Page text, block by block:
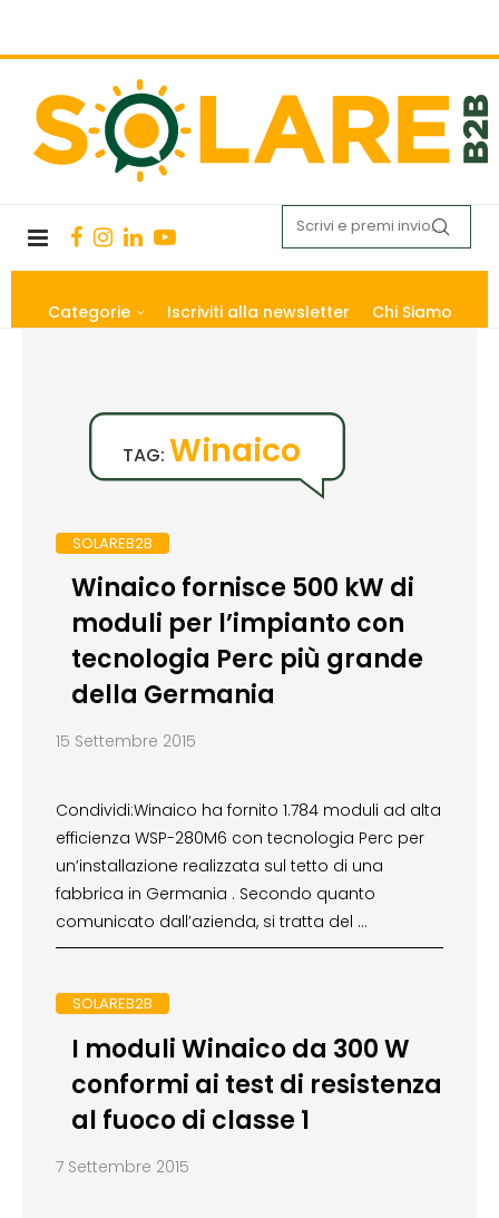
Categorie Iscriviti alla newsletter Chi Siamo
TAG: Winaico
SOLAREB2B
Winaico fornisce 500 kW di
moduli per l’impianto con
tecnologia Perc più grande
della Germania
15 Settembre 2015
Condividi:Winaico ha fornito 1.784 moduli ad alta
efficienza WSP-280M6 con tecnologia Perc per
un’installazione realizzata sul tetto di una
fabbrica in Germania . Secondo quanto
comunicato dall’azienda, si tratta del …
SOLAREB2B
I moduli Winaico da 300 W
conformi ai test di resistenza
al fuoco di classe 1
7 Settembre 2015